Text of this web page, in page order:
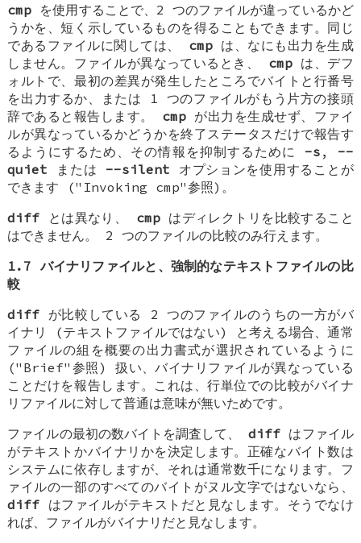
cmp を使用することで、2 つのファイルが違っているかど
うかを、短く示しているものを得ることもできます。同じ
であるファイルに関しては、 cmpは、なにも出力を生成
しません。ファイルが異なっているとき、 cmpは、デフ
ォルトで、最初の差異が発生したところでバイトと行番号
を出力するか、または 1 つのファイルがもう片方の接頭
辞であると報告します。 cmp が出力を生成せず、ファイ
ルが異なっているかどうかを終了ステータスだけで報告す
るようにするため、その情報を抑制するために -s , --
quiet または --silent オプションを使用することが
できます ("Invoking cmp"参照)。
diff とは異なり、 cmpはディレクトリを比較すること
はできません。 2 つのファイルの比較のみ行えます。
1.7 バイナリファイルと、強制的なテキストファイルの比
較
diff が比較している 2 つのファイルのうちの一方がバ
イナリ (テキストファイルではない) と考える場合、通常
ファイルの組を概要の出力書式が選択されているように
("Brief"参照) 扱い、バイナリファイルが異なっている
ことだけを報告します。これは、行単位での比較がバイナ
リファイルに対して普通は意味が無いためです。
ファイルの最初の数バイトを調査して、diff はファイル
がテキストかバイナリかを決定します。正確なバイト数は
システムに依存しますが、それは通常数千になります。フ
ァイルの一部のすべてのバイトがヌル文字ではないなら、
diff はファイルがテキストだと見なします。そうでなけ
れば、ファイルがバイナリだと見なします。